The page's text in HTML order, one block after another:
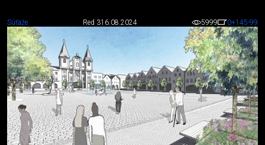
Súťaže Red 316.08.2024 5999 0+145-99